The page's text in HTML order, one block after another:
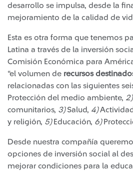
desarrollo se impulsa, desde la
mejoramiento de la calidad de
Esta es otra forma que tenemos
Latina a través de la inversión
Comisión Económica para
“el volumen de recursos
relacionadas con las siguientes
Protección del medio ambiente, 2)
comunitarios, 3)Salud, 4)
y religión, 5)Educación, 6)
Desde nuestra compañía
opciones de inversión social al
mejorar condiciones para la